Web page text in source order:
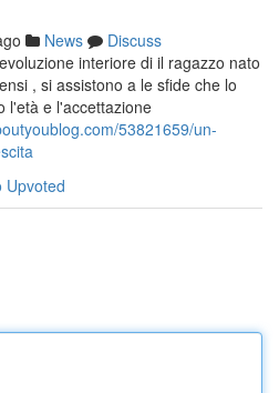
News
Discuss
interiore di il ragazzo nato
, si assistono a le sfide che lo
l'età e l'accettazione
53821659/un-
Upvoted